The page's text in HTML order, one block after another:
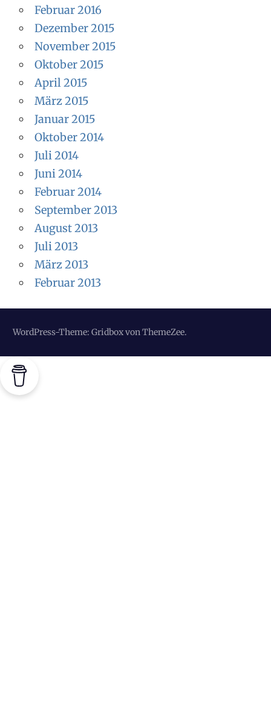
Februar 2016
Dezember 2015
November 2015
Oktober 2015
April 2015
März 2015
Januar 2015
Oktober 2014
Juli 2014
Juni 2014
Februar 2014
September 2013
August 2013
Juli 2013
März 2013
Februar 2013
WordPress-Theme: Gridbox von ThemeZee.